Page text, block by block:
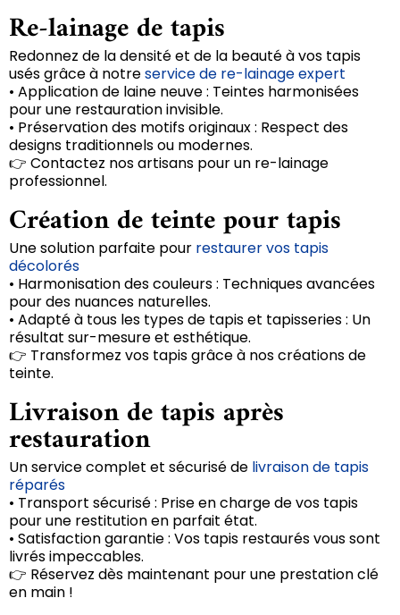
Re-lainage de tapis
Redonnez de la densité et de la beauté à vos tapis
usés grâce à notreservice de re-lainage expert
• Application de laine neuve : Teintes harmonisées
pour une restauration invisible.
• Préservation des motifs originaux : Respect des
designs traditionnels ou modernes.
👉 Contactez nos artisans pour un re-lainage
professionnel.
Création de teinte pour tapis
Une solution parfaite pour restaurer vos tapis
décolorés
• Harmonisation des couleurs : Techniques avancées
pour des nuances naturelles.
• Adapté à tous les types de tapis et tapisseries : Un
résultat sur-mesure et esthétique.
👉 Transformez vos tapis grâce à nos créations de
teinte.
Livraison de tapis après
restauration
Un service complet et sécurisé de livraison de tapis
réparés
• Transport sécurisé : Prise en charge de vos tapis
pour une restitution en parfait état.
• Satisfaction garantie : Vos tapis restaurés vous sont
livrés impeccables.
👉 Réservez dès maintenant pour une prestation clé
en main !